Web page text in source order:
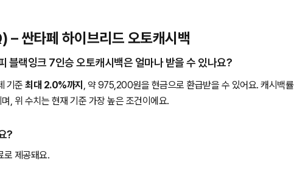
– 싼타페 하이브리드 오토캐시백
블랙잉크 7인승 오토캐시백은 얼마나 받을 수 있나요?
기준 최대 2.0%까지 , 약 975,200원을 현금으로 환급받을 수 있어요. 캐시백률
, 위 수치는 현재 기준 가장 높은 조건이에요.
?
로 제공돼요.